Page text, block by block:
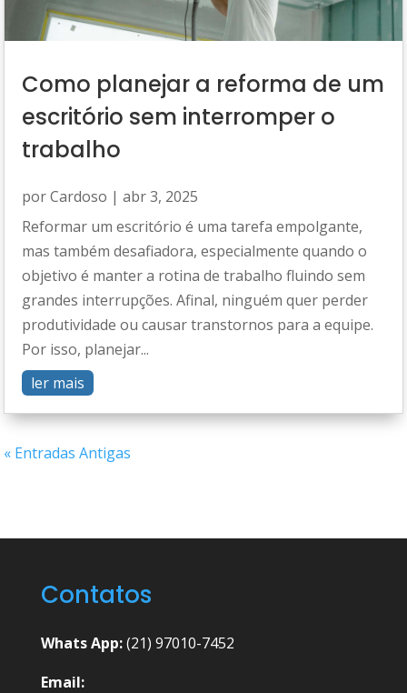
Como planejar a reforma de um
escritório sem interromper o
trabalho
porCardoso |abr 3, 2025
Reformar um escritório é uma tarefa empolgante,
mas também desafiadora, especialmente quando o
objetivo é manter a rotina de trabalho fluindo sem
grandes interrupções. Afinal, ninguém quer perder
produtividade ou causar transtornos para a equipe.
Por isso, planejar...
ler mais
« Entradas Antigas
Contatos
Whats App:(21) 97010-7452
Email: